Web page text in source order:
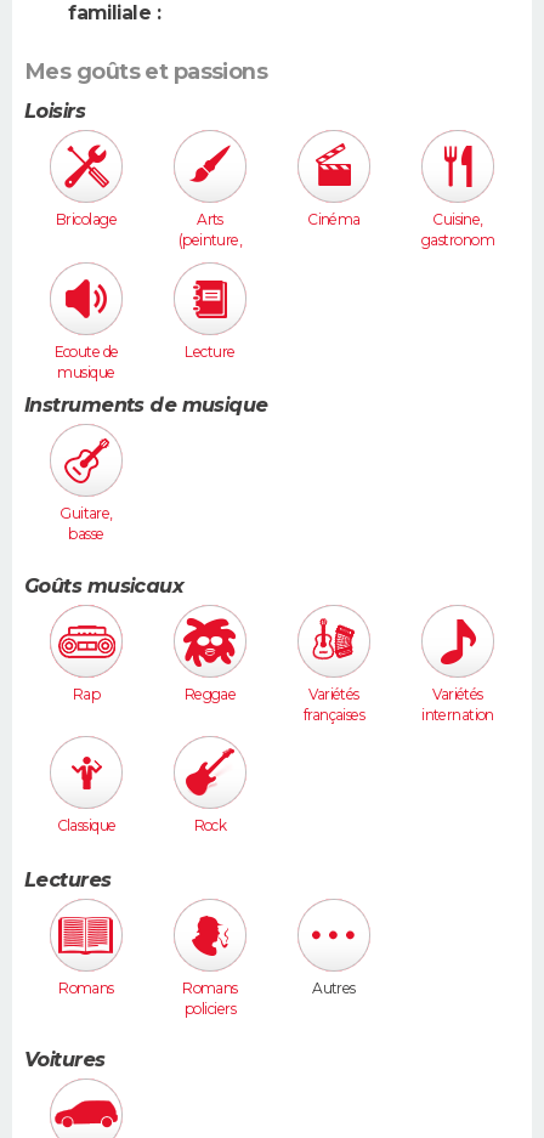
familiale :
Mes goûts et passions
Loisirs
Bricolage
Arts
(peinture,
sculpture...
)
Cinéma
Cuisine,
gastronom
Ecoute de
musique
Lecture
Instruments de musique
Guitare,
basse
Goûts musicaux
Rap Reggae
Variétés
françaises
Variétés
internation
Classique Rock
Lectures
Romans
Romans
policiers
Autres
Voitures